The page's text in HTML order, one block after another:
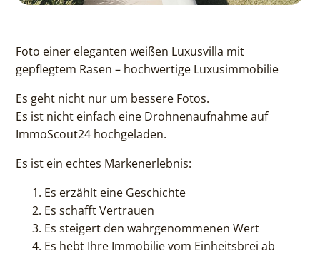
Foto einer eleganten weißen Luxusvilla mit
gepflegtem Rasen – hochwertige Luxusimmobilie
Es geht nicht nur um bessere Fotos.
Es ist nicht einfach eine Drohnenaufnahme auf
ImmoScout24 hochgeladen.
Es ist ein echtes Markenerlebnis:
Es erzählt eine Geschichte
Es schafft Vertrauen
Es steigert den wahrgenommenen Wert
Es hebt Ihre Immobilie vom Einheitsbrei ab